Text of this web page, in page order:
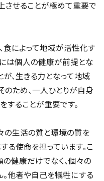
させることが極めて重要で
食によって地域が活性化す
には個人の健康が前提とな
、生きる力となって地域
のため、一人ひとりが自身
することが重要です。
の生活の質と環境の質を
る使命を担っています。こ
健康だけでなく、個々の
他者や自己を犠牲にする